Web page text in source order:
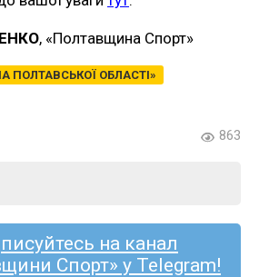
, «Полтавщина Спорт»
ПОЛТАВСЬКОЇ ОБЛАСТІ»
863
на канал
Спорт» у Telegram!